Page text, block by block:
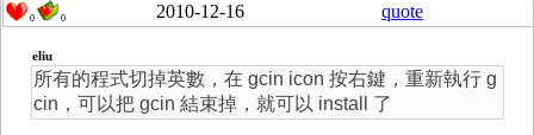
0 0 2010-12-16 quote
eliu
所有的程式切掉英數，在 gcin icon 按右鍵，重新執行 g
cin，可以把 gcin 結束掉，就可以 install 了